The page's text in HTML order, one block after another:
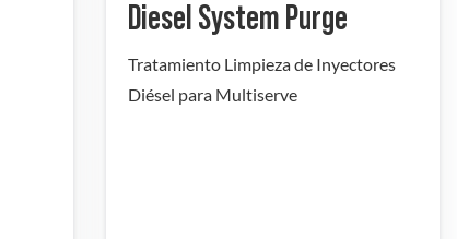
Diesel System Purge
Tratamiento Limpieza de Inyectores
Diésel para Multiserve